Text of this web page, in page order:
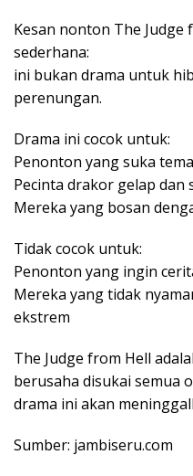
Kesan nonton The
sederhana:
ini bukan drama untuk
perenungan.
Drama ini cocok untuk:
Penonton yang suka
Pecinta drakor gelap dan
Mereka yang bosan
Tidak cocok untuk:
Penonton yang ingin
Mereka yang tidak
ekstrem
The Judge from Hell
berusaha disukai semua
drama ini akan
Sumber: jambiseru.com